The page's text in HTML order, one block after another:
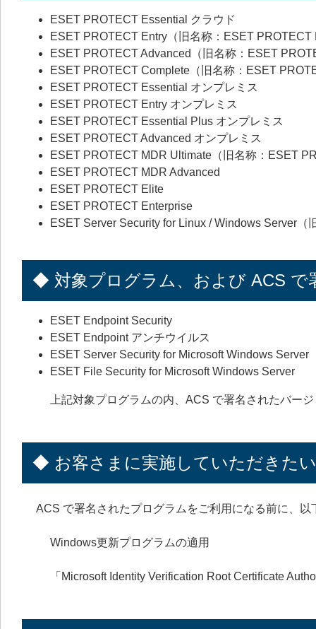
ESET PROTECT Essential クラウド
ESET PROTECT Entry（旧名称：ESET PROTECT
ESET PROTECT Advanced（旧名称：ESET
ESET PROTECT Complete（旧名称：ESET
ESET PROTECT Essential オンプレミス
ESET PROTECT Entry オンプレミス
ESET PROTECT Essential Plus オンプレミス
ESET PROTECT Advanced オンプレミス
ESET PROTECT MDR Ultimate（旧名称：ESET
ESET PROTECT MDR Advanced
ESET PROTECT Elite
ESET PROTECT Enterprise
ESET Server Security for Linux / Windows Server
◆ 対象プログラム、および ACS で
ESET Endpoint Security
ESET Endpoint アンチウイルス
ESET Server Security for Microsoft Windows Server
ESET File Security for Microsoft Windows Server
上記対象プログラムの内、ACS で署名されたバー
◆ お客さまに実施していただきた
ACS で署名されたプログラムをご利用になる前に、
Windows更新プログラムの適用
「Microsoft Identity Verification Root Certificate